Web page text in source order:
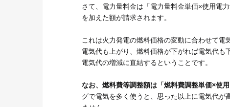
さて、電力量料金は「電力量料金単価×使用電
を加えた額が請求されます。
これは火力発電の燃料価格の変動に合わせて
電気代も上がり、燃料価格が下がれば電気代も
電気代の増減に直結するということです。
なお、燃料費等調整額は「燃料費調整単価×使用
グで電気を多く使うと、思った以上に電気代が